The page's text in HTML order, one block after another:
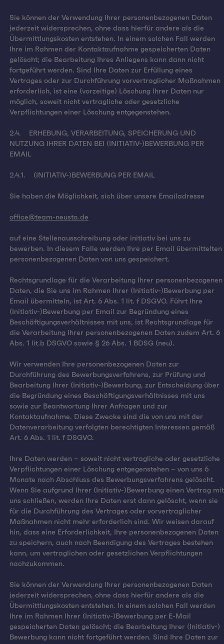
Sie können der Verwendung Ihrer personenbezogenen Daten
jederzeit widersprechen, ohne dass hierfür andere als die
Übermittlungskosten entstehen. In einem solchen Fall werden
Ihre im Rahmen der Kontaktaufnahme gespeicherten Daten
gelöscht; die Bearbeitung Ihres Anliegens kann dann nicht
fortgeführt werden. Sind Ihre Daten zur Erfüllung eines
Vertrages oder zur Durchführung vorvertraglicher Maßnahmen
erforderlich, ist eine (vorzeitige) Löschung Ihrer Daten nur
möglich, soweit nicht vertragliche oder gesetzliche
Verpflichtungen einer Löschung entgegenstehen.
2.4. ERHEBUNG, VERARBEITUNG, SPEICHERUNG UND
NUTZUNG IHRER DATEN BEI (INITIATIV-)BEWERBUNG PER
EMAIL
2.4.1. (INITIATIV-)BEWERBUNG PER EMAIL
Sie haben die Möglichkeit, sich über unsere Emailadresse
office@team-neusta.de
auf eine Stellenausschreibung oder initiativ bei uns zu
bewerben. In diesem Falle werden Ihre per Email übermittelten
personenbezogenen Daten von uns gespeichert.
Rechtsgrundlage für die Verarbeitung Ihrer personenbezogenen
Daten, die Sie uns im Rahmen Ihrer (Initiativ-)Bewerbung per
Email übermitteln, ist Art. 6 Abs. 1 lit. f DSGVO. Führt Ihre
(Initiativ-)Bewerbung per Email zur Begründung eines
Beschäftigungsverhältnisses mit uns, ist Rechtsgrundlage für
die Verarbeitung Ihrer personenbezogenen Daten zudem Art. 6
Abs. 1 lit.b DSGVO sowie § 26 Abs. 1 BDSG (neu).
Wir verwenden Ihre personenbezogenen Daten zur
Durchführung des Bewerbungsverfahrens, zur Prüfung und
Bearbeitung Ihrer (Initiativ-)Bewerbung, zur Entscheidung über
die Begründung eines Beschäftigungsverhältnisses mit uns
sowie zur Beantwortung Ihrer Anfragen und zur
Kontaktaufnahme. Diese Zwecke sind die von uns mit der
Datenverarbeitung verfolgten berechtigten Interessen gemäß
Art. 6 Abs. 1 lit. f DSGVO.
Ihre Daten werden – soweit nicht vertragliche oder gesetzliche
Verpflichtungen einer Löschung entgegenstehen – von uns 6
Monate nach Abschluss des Bewerbungsverfahrens gelöscht.
Wenn Sie aufgrund Ihrer (Initiativ-)Bewerbung einen Vertrag mit
uns schließen, werden Ihre Daten erst dann gelöscht, wenn sie
für die Durchführung des Vertrages oder vorvertraglicher
Maßnahmen nicht mehr erforderlich sind. Wir weisen darauf
hin, dass eine Erforderlichkeit, Ihre personenbezogenen Daten
zu speichern, auch nach Beendigung des Vertrages bestehen
kann, um vertraglichen oder gesetzlichen Verpflichtungen
nachzukommen.
Sie können der Verwendung Ihrer personenbezogenen Daten
jederzeit widersprechen, ohne dass hierfür andere als die
Übermittlungskosten entstehen. In einem solchen Fall werden
Ihre im Rahmen Ihrer (Initiativ-)Bewerbung per E-Mail
gespeicherten Daten gelöscht; die Bearbeitung Ihrer (Initiativ-)
Bewerbung kann nicht fortgeführt werden. Sind Ihre Daten zur